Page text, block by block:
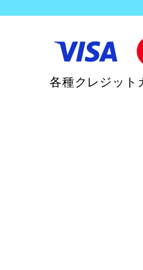
各種クレジット